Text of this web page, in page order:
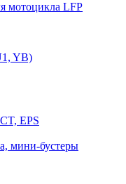
мотоцикла LFP
YB)
EPS
мини-бустеры